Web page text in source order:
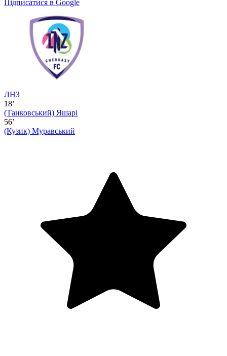
Підписатися в Google
ЛНЗ
18’
(Танковський) Яшарі
56’
(Кузик) Муравський